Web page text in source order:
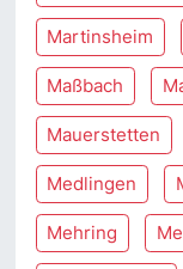
Martinsheim
Maßbach
Mauerstetten
Medlingen
Mehring